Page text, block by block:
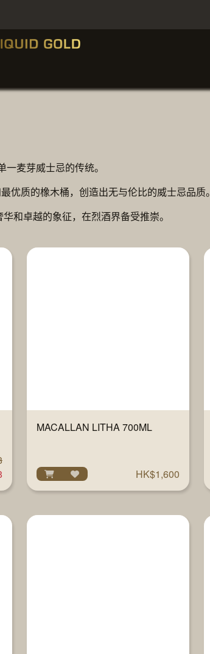
麦芽威士忌的传统。
优质的橡木桶，创造出无与伦比的威士忌品质。
和卓越的象征，在烈酒界备受推崇。
MACALLAN LITHA 700ML
HK$1,600